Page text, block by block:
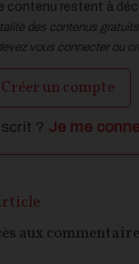
contenu restent à
des contenus
vous connecter ou
Créer un compte
? Je me
aux